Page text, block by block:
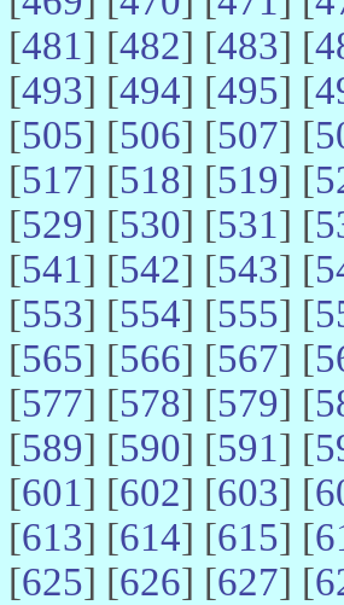
[481] [482] [483] [
[493] [494] [495] [
[505] [506] [507] [
[517] [518] [519] [
[529] [530] [531] [
[541] [542] [543] [
[553] [554] [555] [
[565] [566] [567] [
[577] [578] [579] [
[589] [590] [591] [
[601] [602] [603] [
[613] [614] [615] [
[625] [626] [627] [